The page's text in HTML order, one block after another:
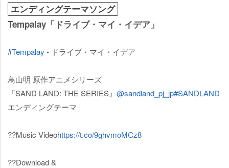
エンディングテーマソング
Tempalay「ドライブ・マイ・イデア」
#Tempalay - ドライブ・マイ・イデア
鳥山明 原作アニメシリーズ
『SAND LAND: THE SERIES』 @sandland_pj_jp#SANDLAND
エンディングテーマ
??Music Videohttps://t.co/9ghvmoMCz8
??Download &